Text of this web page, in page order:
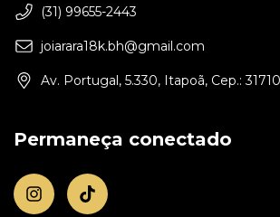
(31) 99655-2443
joiarara18k.bh@gmail.com
Av. Portugal, 5.330, Itapoã, Cep.:
Permaneça conectado